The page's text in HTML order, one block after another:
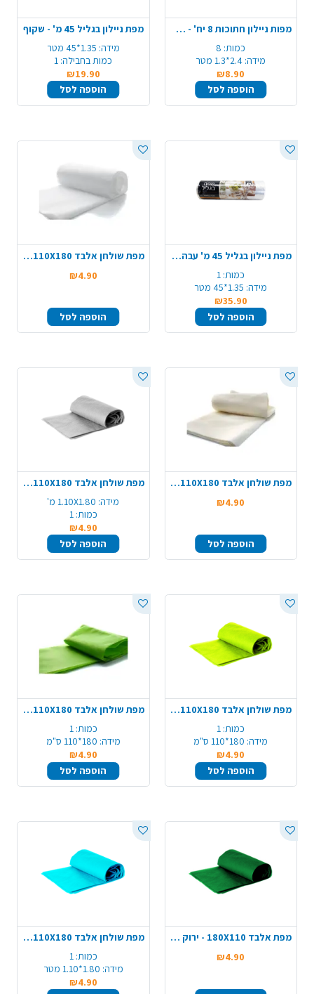
מפות ניילון חתוכות 8 יח' - שקוף
כמות: 8
מידה: 2.4*1.3 מטר
₪8.90
הוספה לסל
מפת ניילון בגליל 45 מ' - שקוף
מידה: 1.35*45 מטר
כמות בחבילה: 1
₪19.90
הוספה לסל
מפת ניילון בגליל 45 מ' עבה במיוחד - שקוף
כמות: 1
מידה: 1.35*45 מטר
₪35.90
הוספה לסל
מפת שולחן אלבד 110X180 - לבן
₪4.90
הוספה לסל
מפת שולחן אלבד 110X180 - קרם
₪4.90
הוספה לסל
מפת שולחן אלבד 110X180 - אפור כסוף
מידה: 1.10X1.80 מ'
כמות: 1
₪4.90
הוספה לסל
מפת שולחן אלבד 110X180 - ירוק תפוח
כמות: 1
מידה: 180*110 ס"מ
₪4.90
הוספה לסל
מפת שולחן אלבד 110X180 - ירוק
כמות: 1
מידה: 180*110 ס"מ
₪4.90
הוספה לסל
מפת אלבד 180X110 - ירוק כהה
₪4.90
מפת שולחן אלבד 110X180 - תכלת
כמות: 1
מידה: 1.80*1.10 מטר
₪4.90